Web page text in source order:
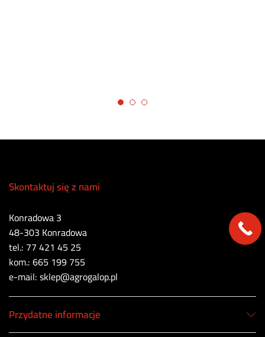
Skontaktuj się z nami
Konradowa 3
48-303 Konradowa
tel.: 77 421 45 25
kom.: 665 199 755
e-mail: sklep@agrogalop.pl
Przydatne informacje